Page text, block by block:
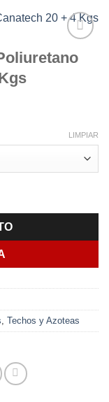
Add to
wishlist
LIMPIAR
20 + 4 Kgs
Techos y Azoteas